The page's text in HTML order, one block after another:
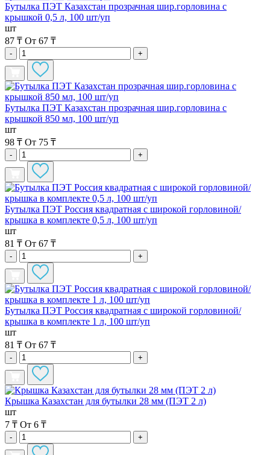
Бутылка ПЭТ Казахстан прозрачная шир.горловина с
крышкой 0,5 л, 100 шт/уп
шт
87 ₸ От 67 ₸
- +
Бутылка ПЭТ Казахстан прозрачная шир.горловина с
крышкой 850 мл, 100 шт/уп
шт
98 ₸ От 75 ₸
- +
Бутылка ПЭТ Россия квадратная с широкой горловиной/
крышка в комплекте 0,5 л, 100 шт/уп
шт
81 ₸ От 67 ₸
- +
Бутылка ПЭТ Россия квадратная с широкой горловиной/
крышка в комплекте 1 л, 100 шт/уп
шт
81 ₸ От 67 ₸
- +
Крышка Казахстан для бутылки 28 мм (ПЭТ 2 л)
шт
7 ₸ От 6 ₸
- +